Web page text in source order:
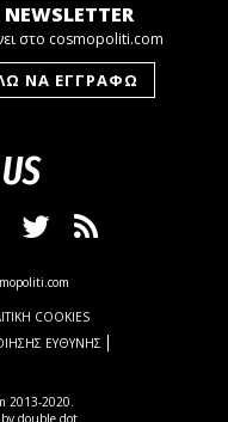
στο cosmopoliti.com
2013-2020.
double dot
COOKIES
ΕΥΘΥΝΗΣ